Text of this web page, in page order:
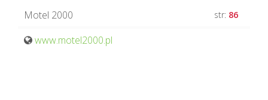
Motel 2000 str: 86
www.motel2000.pl